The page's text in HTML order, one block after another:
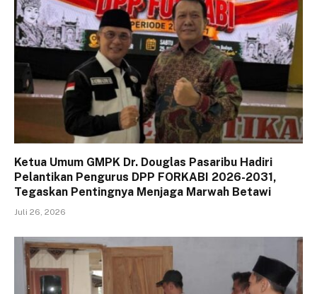
Ketua Umum GMPK Dr. Douglas Pasaribu Hadiri
Pelantikan Pengurus DPP FORKABI 2026-2031,
Tegaskan Pentingnya Menjaga Marwah Betawi
Juli 26, 2026